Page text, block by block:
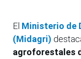
El Ministerio de
(Midagri)
agroforestales